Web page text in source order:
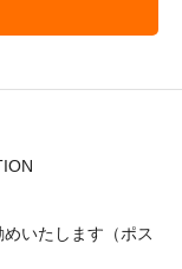
いたします（ポス